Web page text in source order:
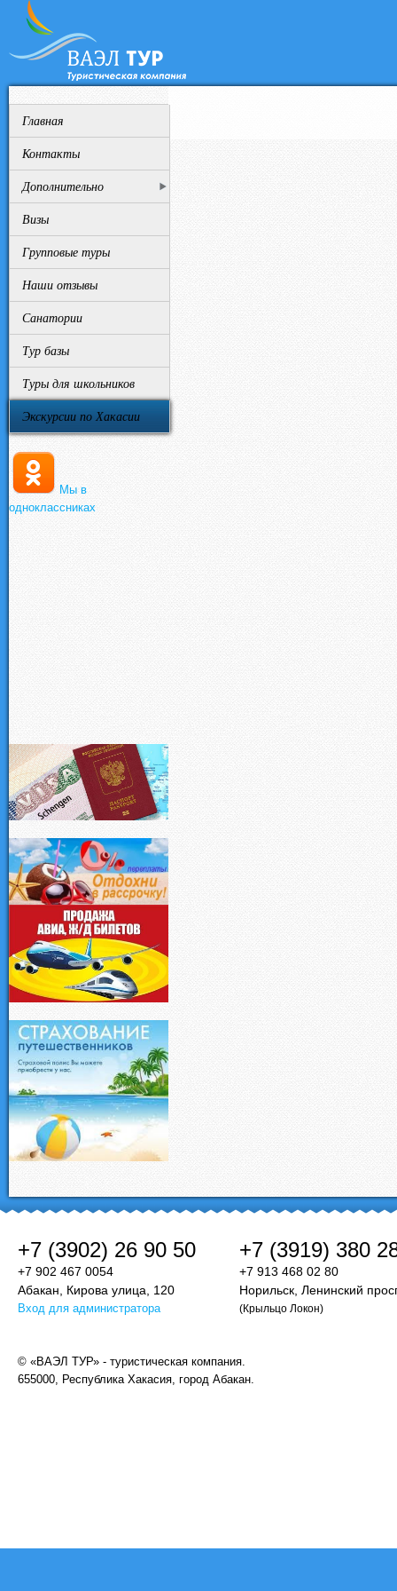
Главная
Контакты
Дополнительно
Визы
Групповые туры
Наши отзывы
Санатории
Тур базы
Туры для школьников
Экскурсии по Хакасии
Мы в
одноклассниках
+7 (3902) 26 90 50
+7 902 467 0054
Абакан, Кирова улица, 120
+7 (3919) 380
+7 913 468 02 80
Норильск, Ленинский
(Крыльцо Локон)
© «ВАЭЛ ТУР» - туристическая компания.
655000, Республика Хакасия, город Абакан.
Вход для администратора